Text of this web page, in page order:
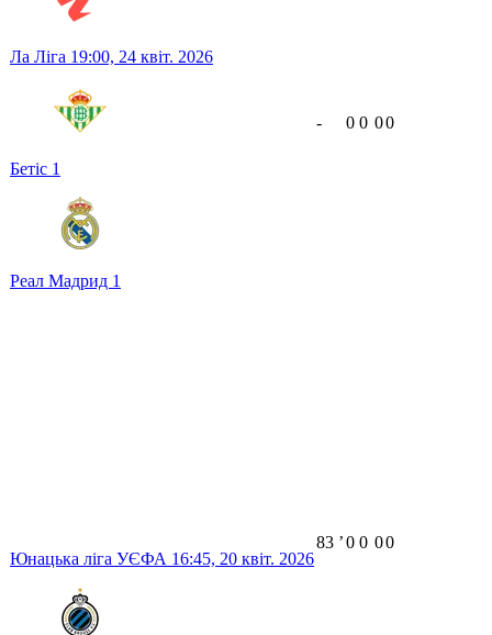
Ла Ліга 19:00, 24 квіт. 2026
Бетіс 1
Реал Мадрид 1
- 0 0 00
Юнацька ліга УЄФА 16:45, 20 квіт. 2026
83 ʼ0 0 00